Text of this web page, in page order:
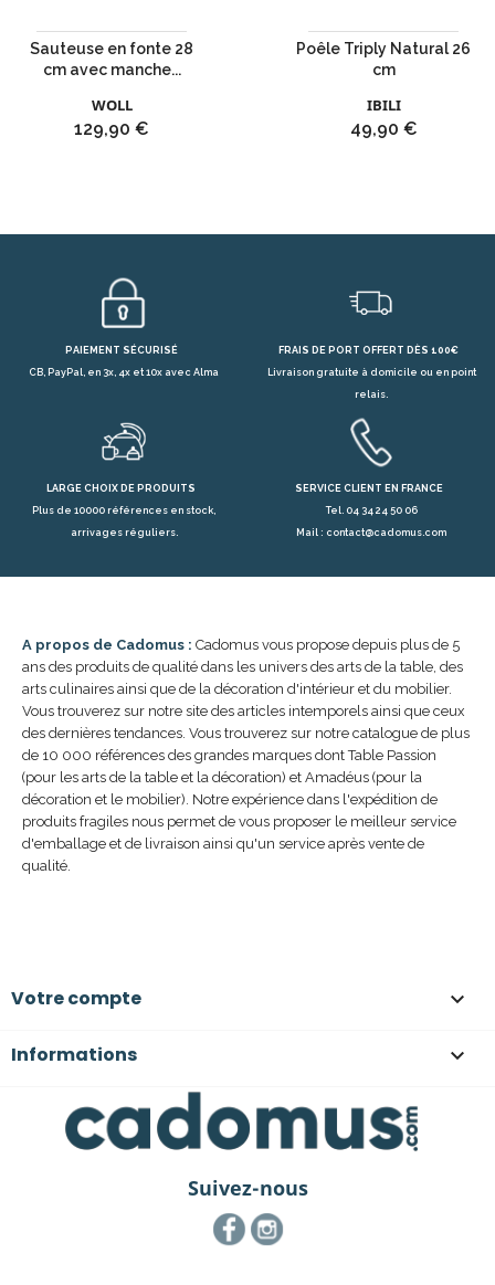
Sauteuse en fonte 28
cm avec manche...
WOLL
Prix
129,90 €
Poêle Triply Natural 26
cm
IBILI
Prix
49,90 €
PAIEMENT SÉCURISÉ
CB, PayPal, en 3x, 4x et 10x avec Alma
FRAIS DE PORT OFFERT DÈS 100€
Livraison gratuite à domicile ou en point
relais.
LARGE CHOIX DE PRODUITS
Plus de 10000 références en stock,
arrivages réguliers.
SERVICE CLIENT EN FRANCE
Tel. 04 34 24 50 06
Mail : contact@cadomus.com
A propos de Cadomus : Cadomus vous propose depuis plus de 5
ans des produits de qualité dans les univers des arts de la table, des
arts culinaires ainsi que de la décoration d'intérieur et du mobilier.
Vous trouverez sur notre site des articles intemporels ainsi que ceux
des dernières tendances. Vous trouverez sur notre catalogue de plus
de 10 000 références des grandes marques dont Table Passion
(pour les arts de la table et la décoration) et Amadéus (pour la
décoration et le mobilier). Notre expérience dans l'expédition de
produits fragiles nous permet de vous proposer le meilleur service
d'emballage et de livraison ainsi qu'un service après vente de
qualité.
Votre compte 
Informations 
Suivez-nous
FacebookInstagram